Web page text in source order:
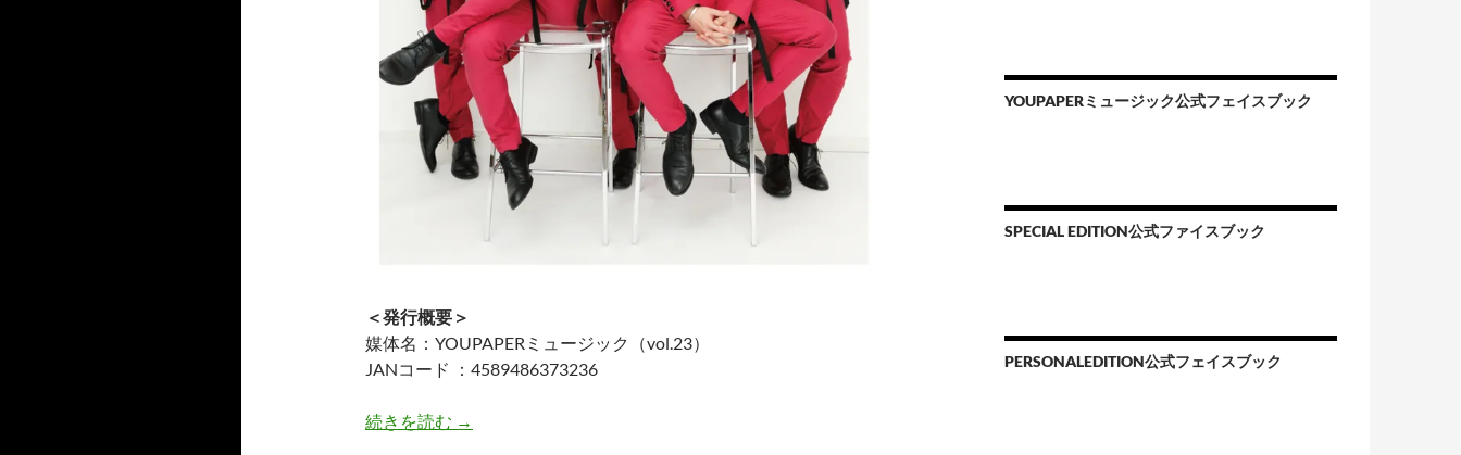
＜発行概要＞
媒体名：YOUPAPERミュージック（vol.23）
JANコード ：4589486373236
続きを読む YOUPAPERミュージック（vol.23）
→
YOUPAPERミュージック公式フェイスブック
SPECIAL EDITION公式ファイスブック
PERSONALEDITION公式フェイスブック